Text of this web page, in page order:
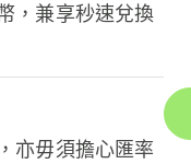
，兼享秒速兌換
亦毋須擔心匯率